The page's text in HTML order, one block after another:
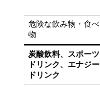
危険な飲み物・食べ
物
炭酸飲料、スポーツ
ドリンク、エナジー
ドリンク